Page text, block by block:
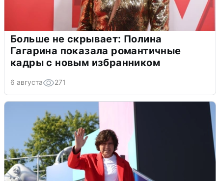
Больше не скрывает: Полина
Гагарина показала романтичные
кадры с новым избранником
6 августа 271